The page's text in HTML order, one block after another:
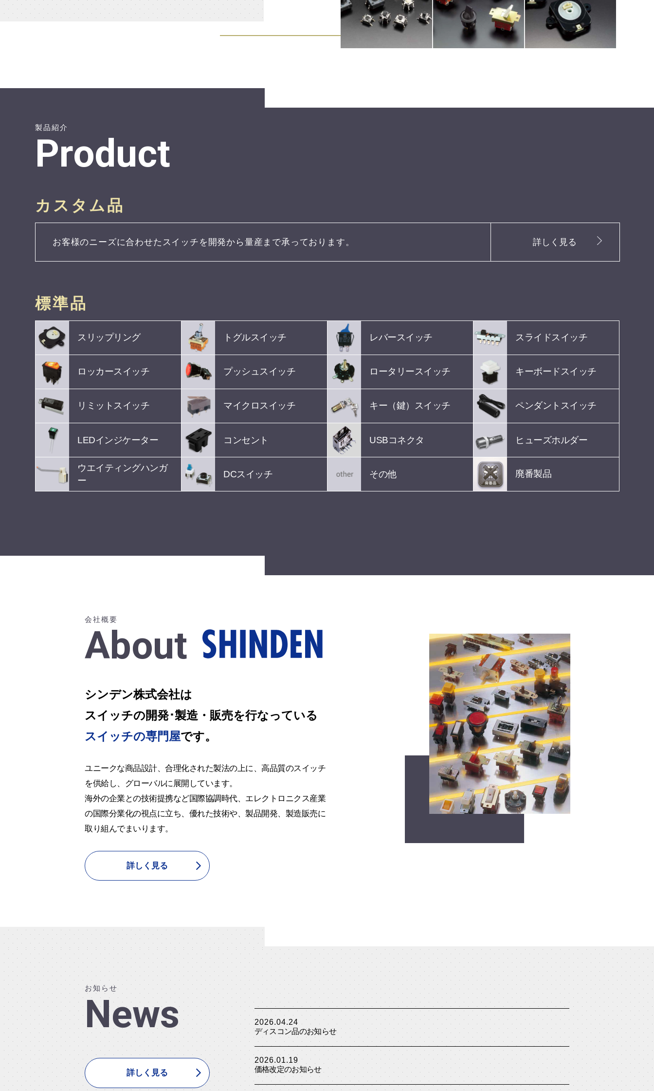
製品紹介
Product
カスタム品
お客様のニーズに合わせたスイッチを 開発から量産まで承っております。 詳しく見る
標準品
スリップリング トグルスイッチ レバースイッチ スライドスイッチ
ロッカースイッチ プッシュスイッチ ロータリースイッチ キーボードスイッチ
リミットスイッチ マイクロスイッチ キー（鍵）スイッチ ペンダントスイッチ
LEDインジケーター コンセント USBコネクタ ヒューズホルダー
ウエイティングハンガ
ー
DCスイッチ その他 廃番製品
会社概要
About
シンデン株式会社は
スイッチの開発･製造・販売を行なっている
スイッチの専門屋です。
ユニークな商品設計、合理化された製法の上に、高品質のスイッチ
を供給し、グローバルに展開しています。
海外の企業との技術提携など国際協調時代、エレクトロニクス産業
の国際分業化の視点に立ち、優れた技術や、製品開発、製造販売に
取り組んでまいります。
詳しく見る
お知らせ
News
2026.04.24
ディスコン品のお知らせ
2026.01.19
価格改定のお知らせ
詳しく見る